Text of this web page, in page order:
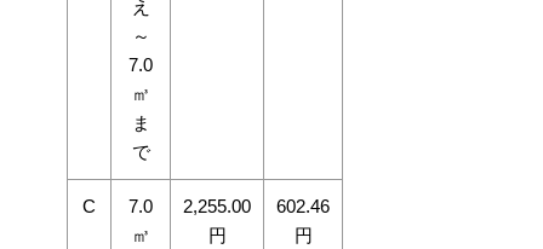
え
～
7.0
㎥
ま
で
C
7.0
㎥
2,255.00
円
602.46
円